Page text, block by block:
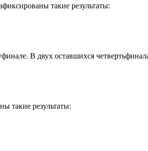
такие результаты:
В двух оставшихся
такие результаты: